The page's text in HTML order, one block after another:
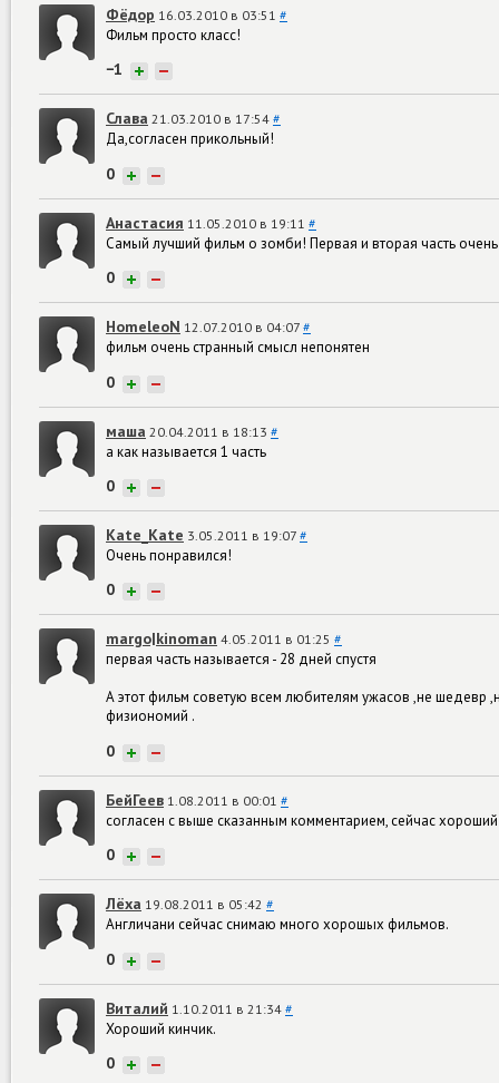
Фёдор 16.03.2010 в 03:51 #
Фильм просто класс!
−1 + −
Слава 21.03.2010 в 17:54 #
Да,согласен прикольный!
0 + −
Анастасия 11.05.2010 в 19:11 #
Самый лучший фильм о зомби! Первая и вторая часть
0 + −
HomeleoN 12.07.2010 в 04:07 #
фильм очень странный смысл непонятен
0 + −
маша 20.04.2011 в 18:13 #
а как называется 1 часть
0 + −
Kate_Kate 3.05.2011 в 19:07 #
Очень понравился!
0 + −
margo|kinoman 4.05.2011 в 01:25 #
первая часть называется - 28 дней спустя
А этот фильм советую всем любителям ужасов ,не шедевр
физиономий .
0 + −
БейГеев 1.08.2011 в 00:01 #
согласен с выше сказанным комментарием, сейчас
0 + −
Лёха 19.08.2011 в 05:42 #
Англичани сейчас снимаю много хорошых фильмов.
0 + −
Виталий 1.10.2011 в 21:34 #
Хороший кинчик.
0 + −